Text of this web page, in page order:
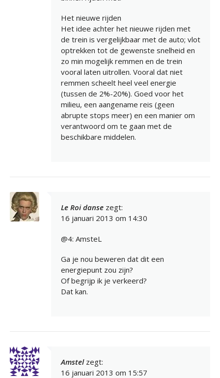
Het nieuwe rijden
Het idee achter het nieuwe rijden met
de trein is vergelijkbaar met de auto; vlot
optrekken tot de gewenste snelheid en
zo min mogelijk remmen en de trein
vooral laten uitrollen. Vooral dat niet
remmen scheelt heel veel energie
(tussen de 2%-20%). Goed voor het
milieu, een aangename reis (geen
abrupte stops meer) en een manier om
verantwoord om te gaan met de
beschikbare middelen.
Le Roi danse zegt:
16 januari 2013 om 14:30
@4: AmsteL
Ga je nou beweren dat dit een
energiepunt zou zijn?
Of begrijp ik je verkeerd?
Dat kan.
Amstel zegt:
16 januari 2013 om 15:57